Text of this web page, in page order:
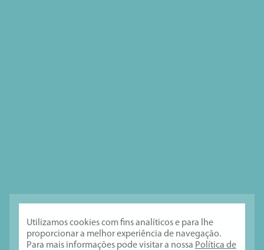
Utilizamos cookies com fins analíticos e para lhe
proporcionar a melhor experiência de navegação.
Para mais informações pode visitar a nossa Política de